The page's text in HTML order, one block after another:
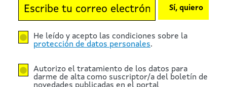
He leído y acepto las condiciones sobre la
protección de datos personales.
Autorizo el tratamiento de los datos para
darme de alta como suscriptor/a del boletín de
novedades publicadas en el portal
Sí, quiero